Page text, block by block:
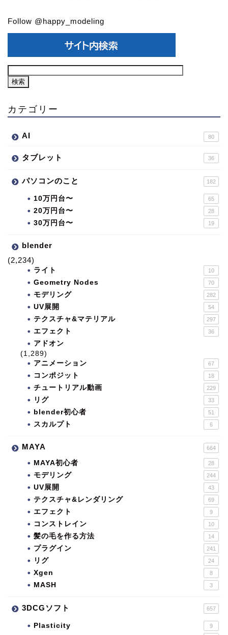
Follow @happy_modeling
カテゴリー
AI 80
タブレット 36
パソコンのこと 182
10万円台〜 65
20万円台〜 28
30万円台〜 19
blender
(2,234)
ライト 10
Geometry Nodes 70
モデリング 282
UV展開 54
テクスチャ&マテリアル 297
エフェクト 36
アドオン
(1,289)
アニメーション
67
コンポジット 18
チュートリアル動画 229
リグ 33
blender初心者 51
スカルプト 6
MAYA 664
MAYA初心者 28
モデリング 244
UV展開 43
テクスチャ&レンダリング 69
エフェクト 9
コンストレイン 10
髪の毛を作る方法 14
プラグイン 241
リグ 24
Xgen 8
MASH 3
3DCGソフト 657
Plasticity 9